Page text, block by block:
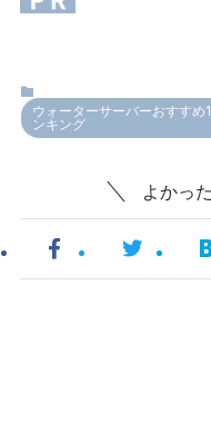
ウォーターサーバーおすす
ンキング
よかっ